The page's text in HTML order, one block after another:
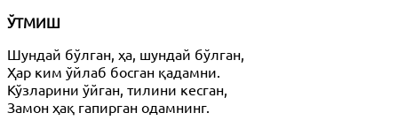
ЎТМИШ
Шундай бўлган, ҳа, шундай бўлган,
Ҳар ким ўйлаб босган қадамни.
Кўзларини ўйган, тилини кесган,
Замон ҳақ гапирган одамнинг.